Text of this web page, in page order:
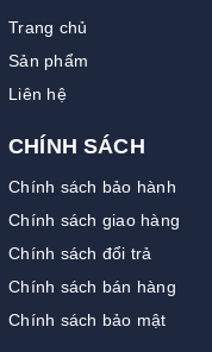
Trang chủ
Sản phẩm
Liên hệ
CHÍNH SÁCH
Chính sách bảo hành
Chính sách giao hàng
Chính sách đổi trả
Chính sách bán hàng
Chính sách bảo mật